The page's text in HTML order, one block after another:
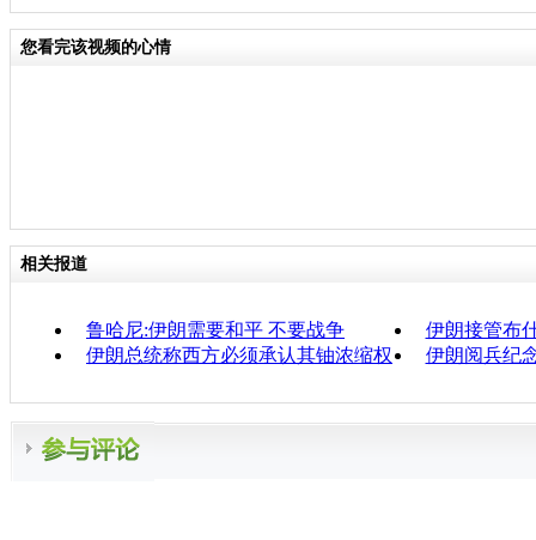
您看完该视频的心情
相关报道
鲁哈尼:伊朗需要和平 不要战争
伊朗接管布
伊朗总统称西方必须承认其铀浓缩权
伊朗阅兵纪